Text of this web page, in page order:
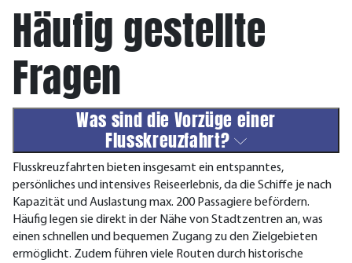
Häufig gestellte
Fragen
Was sind die Vorzüge einer
Flusskreuzfahrt?
Flusskreuzfahrten bieten insgesamt ein entspanntes,
persönliches und intensives Reiseerlebnis, da die Schiffe je nach
Kapazität und Auslastung max. 200 Passagiere befördern.
Häufig legen sie direkt in der Nähe von Stadtzentren an, was
einen schnellen und bequemen Zugang zu den Zielgebieten
ermöglicht. Zudem führen viele Routen durch historische